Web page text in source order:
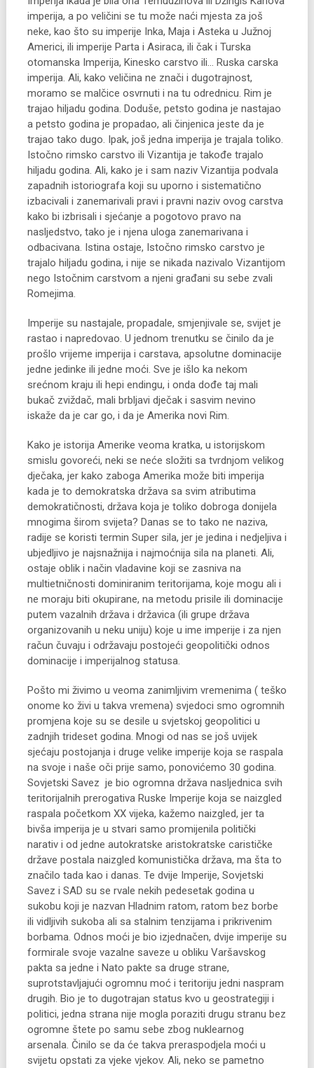
imperija, a po veličini se tu može naći mjesta za još
neke, kao što su imperije Inka, Maja i Asteka u Južnoj
Americi, ili imperije Parta i Asiraca, ili čak i Turska
otomanska Imperija, Kinesko carstvo ili… Ruska carska
imperija. Ali, kako veličina ne znači i dugotrajnost,
moramo se malčice osvrnuti i na tu odrednicu. Rim je
trajao hiljadu godina. Doduše, petsto godina je nastajao
a petsto godina je propadao, ali činjenica jeste da je
trajao tako dugo. Ipak, još jedna imperija je trajala toliko.
Istočno rimsko carstvo ili Vizantija je takođe trajalo
hiljadu godina. Ali, kako je i sam naziv Vizantija podvala
zapadnih istoriografa koji su uporno i sistematično
izbacivali i zanemarivali pravi i pravni naziv ovog carstva
kako bi izbrisali i sjećanje a pogotovo pravo na
nasljedstvo, tako je i njena uloga zanemarivana i
odbacivana. Istina ostaje, Istočno rimsko carstvo je
trajalo hiljadu godina, i nije se nikada nazivalo Vizantijom
nego Istočnim carstvom a njeni građani su sebe zvali
Romejima.
Imperije su nastajale, propadale, smjenjivale se, svijet je
rastao i napredovao. U jednom trenutku se činilo da je
prošlo vrijeme imperija i carstava, apsolutne dominacije
jedne jedinke ili jedne moći. Sve je išlo ka nekom
srećnom kraju ili hepi endingu, i onda dođe taj mali
bukač zviždač, mali brbljavi dječak i sasvim nevino
iskaže da je car go, i da je Amerika novi Rim.
Kako je istorija Amerike veoma kratka, u istorijskom
smislu govoreći, neki se neće složiti sa tvrdnjom velikog
dječaka, jer kako zaboga Amerika može biti imperija
kada je to demokratska država sa svim atributima
demokratičnosti, država koja je toliko dobroga donijela
mnogima širom svijeta? Danas se to tako ne naziva,
radije se koristi termin Super sila, jer je jedina i nedjeljiva i
ubjedljivo je najsnažnija i najmoćnija sila na planeti. Ali,
ostaje oblik i način vladavine koji se zasniva na
multietničnosti dominiranim teritorijama, koje mogu ali i
ne moraju biti okupirane, na metodu prisile ili dominacije
putem vazalnih država i državica (ili grupe država
organizovanih u neku uniju) koje u ime imperije i za njen
račun čuvaju i održavaju postojeći geopolitički odnos
dominacije i imperijalnog statusa.
Pošto mi živimo u veoma zanimljivim vremenima ( teško
onome ko živi u takva vremena) svjedoci smo ogromnih
promjena koje su se desile u svjetskoj geopolitici u
zadnjih trideset godina. Mnogi od nas se još uvijek
sjećaju postojanja i druge velike imperije koja se raspala
na svoje i naše oči prije samo, ponovićemo 30 godina.
Sovjetski Savez je bio ogromna država nasljednica svih
teritorijalnih prerogativa Ruske Imperije koja se naizgled
raspala početkom XX vijeka, kažemo naizgled, jer ta
bivša imperija je u stvari samo promijenila politički
narativ i od jedne autokratske aristokratske carističke
države postala naizgled komunistička država, ma šta to
značilo tada kao i danas. Te dvije Imperije, Sovjetski
Savez i SAD su se rvale nekih pedesetak godina u
sukobu koji je nazvan Hladnim ratom, ratom bez borbe
ili vidljivih sukoba ali sa stalnim tenzijama i prikrivenim
borbama. Odnos moći je bio izjednačen, dvije imperije su
formirale svoje vazalne saveze u obliku Varšavskog
pakta sa jedne i Nato pakte sa druge strane,
suprotstavljajući ogromnu moć i teritoriju jedni naspram
drugih. Bio je to dugotrajan status kvo u geostrategiji i
politici, jedna strana nije mogla poraziti drugu stranu bez
ogromne štete po samu sebe zbog nuklearnog
arsenala. Činilo se da će takva preraspodjela moći u
svijetu opstati za vjeke vjekov. Ali, neko se pametno